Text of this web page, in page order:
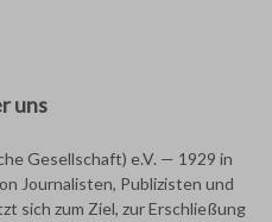
uns
Gesellschaft) e.V. — 1929 in
Journalisten, Publizisten und
sich zum Ziel, zur Erschließung